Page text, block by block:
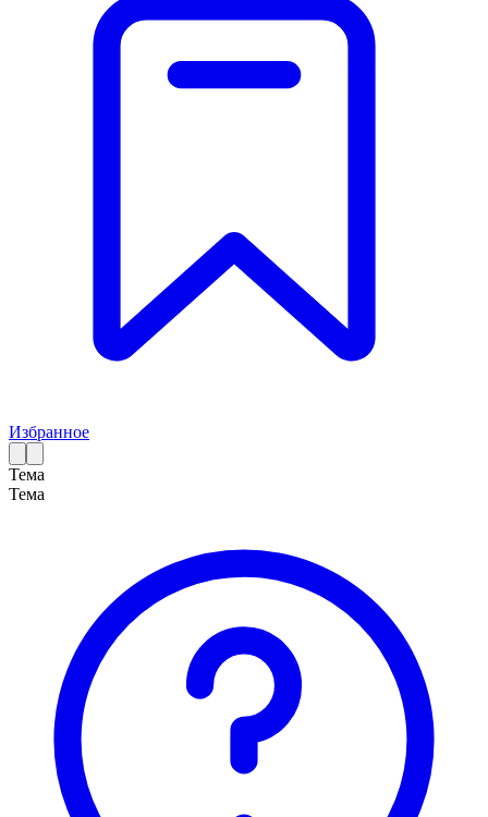
Избранное
Тема
Тема